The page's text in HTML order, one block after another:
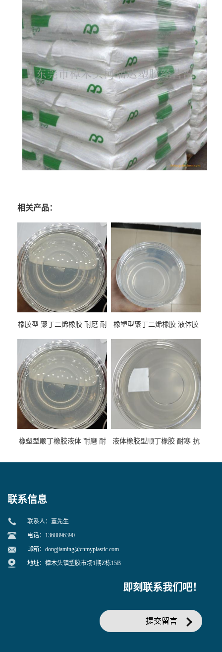
相关产品：
橡胶型 聚丁二烯橡胶 耐磨 耐
性
橡塑型聚丁二烯橡胶 液体胶
专用
橡塑型顺丁橡胶液体 耐磨 耐
液体橡胶型顺丁橡胶 耐寒 抗
联系信息
联系人：董先生
电话：1368896390
邮箱： dongjiaming@cnmyplastic.com
地址：樟木头镇塑胶市场1期Z栋15B
即刻联系我们吧！
提交留言